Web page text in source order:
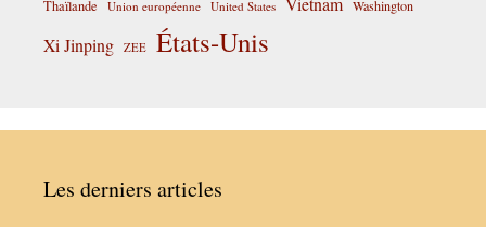
Thaïlande Union européenne United States Washington
Xi Jinping ZEE États-Unis
Les derniers articles